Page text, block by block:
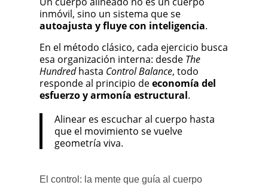
inmóvil, sino un sistema que se
autoajusta y fluye con inteligencia.
En el método clásico, cada ejercicio busca
esa organización interna: desde The
Hundredhasta Control Balance, todo
responde al principio deeconomía del
esfuerzo y armonía estructural.
Alinear es escuchar al cuerpo hasta
que el movimiento se vuelve
geometría viva.
El control: la mente que guía al cuerpo